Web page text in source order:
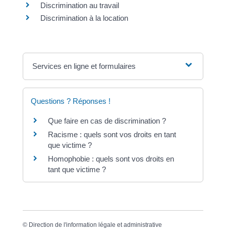
Discrimination au travail
Discrimination à la location
Services en ligne et formulaires
Questions ? Réponses !
Que faire en cas de discrimination ?
Racisme : quels sont vos droits en tant
que victime ?
Homophobie : quels sont vos droits en
tant que victime ?
© Direction de l'information légale et administrative